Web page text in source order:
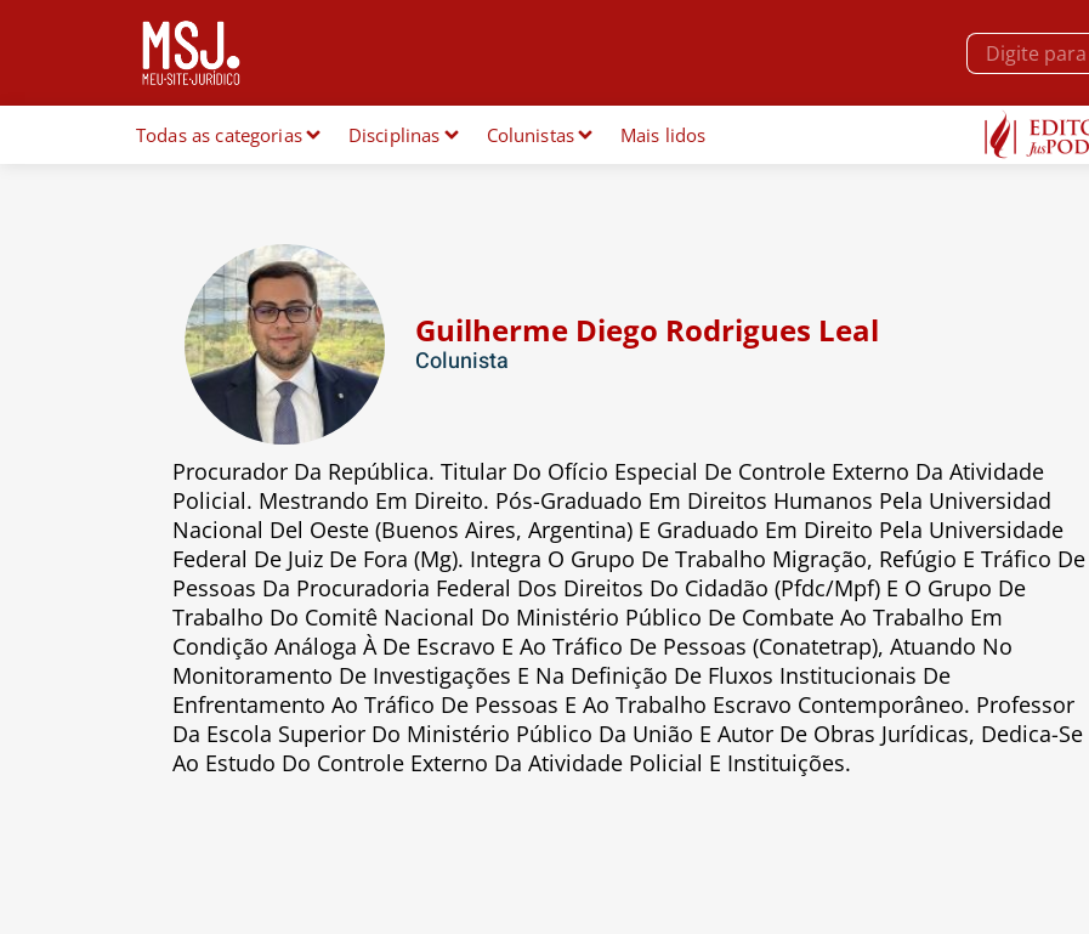
Todas as categorias Disciplinas Colunistas Mais lidos
Guilherme Diego Rodrigues Leal
Colunista
Procurador Da República. Titular Do Ofício Especial De Controle Externo Da Atividade
Policial. Mestrando Em Direito. Pós-Graduado Em Direitos Humanos Pela Universidad
Nacional Del Oeste (Buenos Aires, Argentina) E Graduado Em Direito Pela Universidade
Federal De Juiz De Fora (Mg). Integra O Grupo De Trabalho Migração, Refúgio E Tráfico De
Pessoas Da Procuradoria Federal Dos Direitos Do Cidadão (Pfdc/Mpf) E O Grupo De
Trabalho Do Comitê Nacional Do Ministério Público De Combate Ao Trabalho Em
Condição Análoga À De Escravo E Ao Tráfico De Pessoas (Conatetrap), Atuando No
Monitoramento De Investigações E Na Definição De Fluxos Institucionais De
Enfrentamento Ao Tráfico De Pessoas E Ao Trabalho Escravo Contemporâneo. Professor
Da Escola Superior Do Ministério Público Da União E Autor De Obras Jurídicas, Dedica-Se
Ao Estudo Do Controle Externo Da Atividade Policial E Instituições.